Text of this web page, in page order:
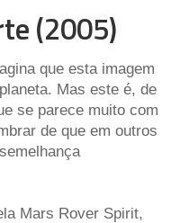
(2005)
que esta imagem
Mas este é, de
se parece muito com
de que em outros
Mars Rover Spirit,